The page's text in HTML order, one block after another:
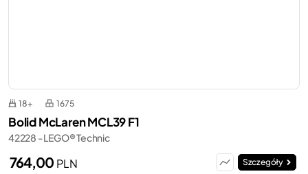
18+ 1675
Bolid McLaren MCL39 F1
42228 - LEGO® Technic
764,00 PLN Szczegóły